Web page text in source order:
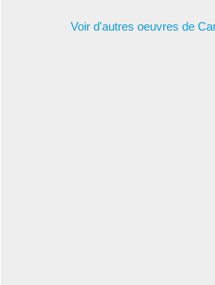
Voir d'autres oeuvres de